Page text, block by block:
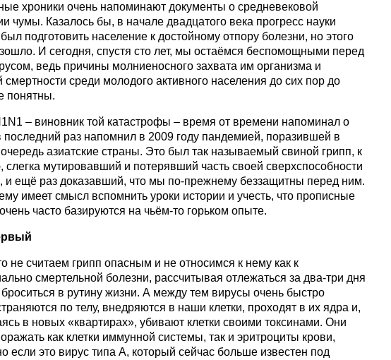
хроники очень напоминают документы о средневековой
чумы. Казалось бы, в начале двадцатого века прогресс науки
подготовить население к достойному отпору болезни, но этого
И сегодня, спустя сто лет, мы остаёмся беспомощными перед
ведь причины молниеносного захвата им организма и
смертности среди молодого активного населения до сих пор до
понятны.
– виновник той катастрофы – время от времени напоминал о
последний раз напомнил в 2009 году пандемией, поразившей в
азиатские страны. Это был так называемый свиной грипп, к
слегка мутировавший и потерявший часть своей сверхспособности
и ещё раз доказавший, что мы по-прежнему беззащитны перед ним.
имеет смысл вспомнить уроки истории и учесть, что прописные
часто базируются на чьём-то горьком опыте.
не считаем грипп опасным и не относимся к нему как к
смертельной болезни, рассчитывая отлежаться за два-три дня
в рутину жизни. А между тем вирусы очень быстро
по телу, внедряются в наши клетки, проходят в их ядра и,
в новых «квартирах», убивают клетки своими токсинами. Они
как клетки иммунной системы, так и эритроциты крови,
если это вирус типа A, который сейчас больше известен под